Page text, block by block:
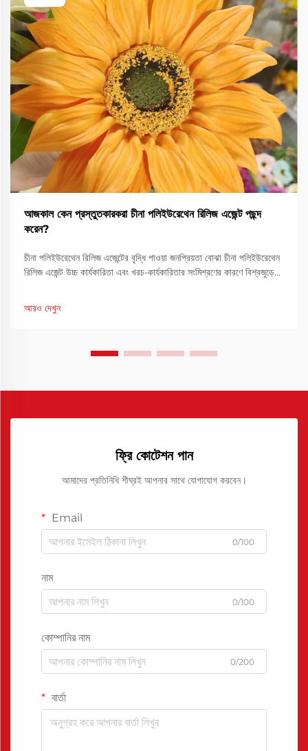
আজকাল কেন প্রস্তুতকারকরা চীনা পলিইউরেথেন রিলিজ এজেন্ট পছন্দ
করেন?
চীনা পলিইউরেথেন রিলিজ এজেন্টের বৃদ্ধি পাওয়া জনপ্রিয়তা বোঝা চীনা পলিইউরেথেন
রিলিজ এজেন্ট উচ্চ কার্যকারিতা এবং খরচ-কার্যকারিতার সংমিশ্রণের কারণে বিশ্বজুড়ে
আরও দেখুন
ফ্রি কোটেশন পান
আমাদের প্রতিনিধি শীঘ্রই আপনার সাথে যোগাযোগ করবেন।
Email
0/100
নাম
0/100
কোম্পানির নাম
0/200
বার্তা